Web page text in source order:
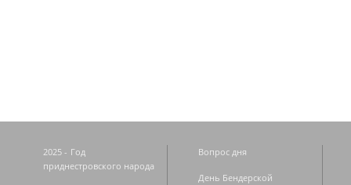
2025 - Год
приднестровского народа
Вопрос дня
День Бендерской